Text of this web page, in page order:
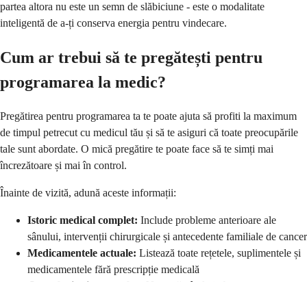
partea altora nu este un semn de slăbiciune - este o modalitate
inteligentă de a-ți conserva energia pentru vindecare.
Cum ar trebui să te pregătești pentru
programarea la medic?
Pregătirea pentru programarea ta te poate ajuta să profiti la maximum
de timpul petrecut cu medicul tău și să te asiguri că toate preocupările
tale sunt abordate. O mică pregătire te poate face să te simți mai
încrezătoare și mai în control.
Înainte de vizită, adună aceste informații:
Istoric medical complet: Include probleme anterioare ale
sânului, intervenții chirurgicale și antecedente familiale de cancer
Medicamentele actuale: Listează toate rețetele, suplimentele și
medicamentele fără prescripție medicală